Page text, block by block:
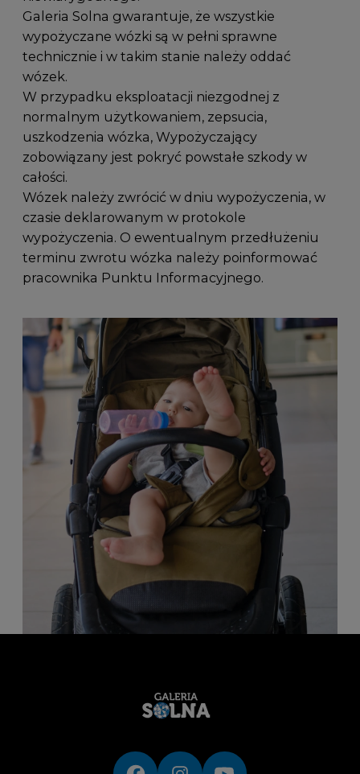
Galeria Solna gwarantuje, że wszystkie
wypożyczane wózki są w pełni sprawne
technicznie i w takim stanie należy oddać
wózek.
W przypadku eksploatacji niezgodnej z
normalnym użytkowaniem, zepsucia,
uszkodzenia wózka, Wypożyczający
zobowiązany jest pokryć powstałe szkody w
całości.
Wózek należy zwrócić w dniu wypożyczenia, w
czasie deklarowanym w protokole
wypożyczenia. O ewentualnym przedłużeniu
terminu zwrotu wózka należy poinformować
pracownika Punktu Informacyjnego.